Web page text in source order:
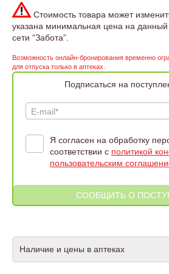
Стоимость товара может
указана минимальная цена на данный
сети “Забота”.
Возможность онлайн-бронирования временно
для отпуска только в аптеках.
Подписаться на
E-mail*
Я согласен на обработку
соответствии с политикой
пользовательским
Наличие и цены в аптеках